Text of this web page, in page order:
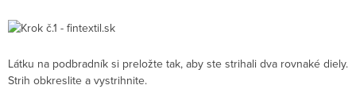
Látku na podbradník si preložte tak, aby ste strihali dva rovnaké diely.
Strih obkreslite a vystrihnite.